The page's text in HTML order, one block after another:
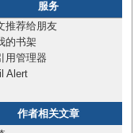
服务
推荐给朋友
的书架
用管理器
Alert
作者相关文章